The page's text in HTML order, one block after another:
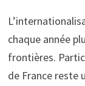
chaque année
frontières.
de France reste